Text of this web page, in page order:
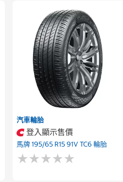
汽車輪胎
登入顯示售價
馬牌 195/65 R15 91V TC6 輪胎
★★★★★
★★★★★